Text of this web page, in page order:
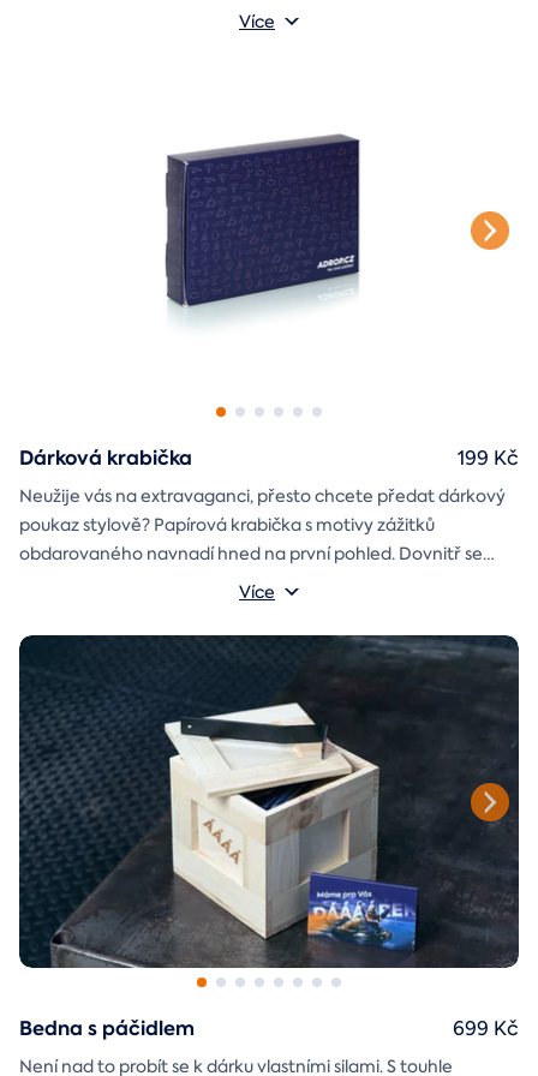
také jméno a věnování, které si v průběhu objednávky sami
Více
Dárková krabička
Neužije vás na extravaganci, přesto chcete předat dárkový
poukaz stylově? Papírová krabička s motivy zážitků
obdarovaného navnadí hned na první pohled. Dovnitř se
vejde i věnování a případně další drobnost pro radost.
Rozměry krabičky: 17x12x3 cmVíce
199 Kč
Bedna s páčidlem
Není nad to probít se k dárku vlastními silami. S touhle
699 Kč